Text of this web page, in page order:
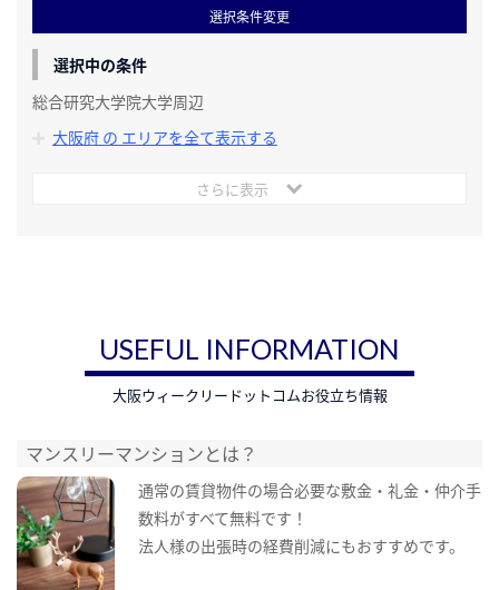
選択条件変更
選択中の条件
総合研究大学院大学周辺
大阪府 の エリアを全て表示する
さらに表示
USEFUL INFORMATION
大阪ウィークリードットコムお役立ち情報
マンスリーマンションとは？
通常の賃貸物件の場合必要な敷金・礼金・仲介手
数料がすべて無料です！
法人様の出張時の経費削減にもおすすめです。